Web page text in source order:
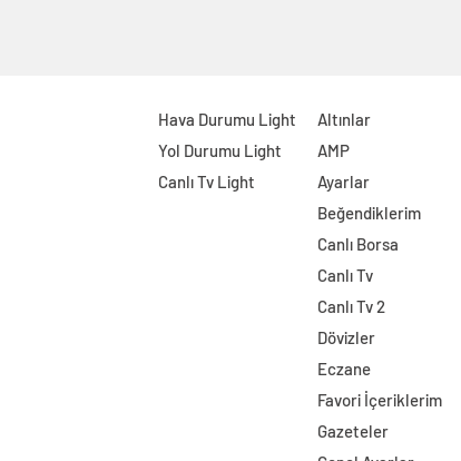
Hava Durumu Light
Yol Durumu Light
Canlı Tv Light
Altınlar
AMP
Ayarlar
Beğendiklerim
Canlı Borsa
Canlı Tv
Canlı Tv 2
Dövizler
Eczane
Favori İçeriklerim
Gazeteler